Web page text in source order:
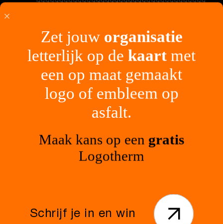
Zet jouw organisatie
letterlijk op de kaart met
een op maat gemaakt
logo of embleem op
asfalt.
Maak kans op een gratis
Logotherm
Schrijf je in en win
StreetPrint maakt
Nog even alle
Zichtbaar veiliger
en hoogteverschil.
Vormvast, dus nooit meer last van losse